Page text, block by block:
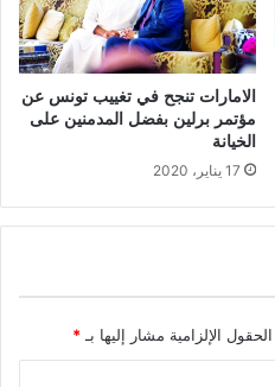
الامارات تنجح في تغييب تونس عن
مؤتمر برلين بفضل المدمنين على
الخيانة
17 يناير، 2020
الحقول الإلزامية مشار إليها بـ*